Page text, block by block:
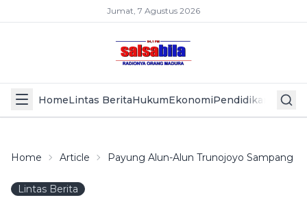
Jumat, 7 Agustus 2026
HomeLintas BeritaHukumEkonomiPendidikan Politik
Home Article Payung Alun-Alun Trunojoyo Sampang
Lintas Berita